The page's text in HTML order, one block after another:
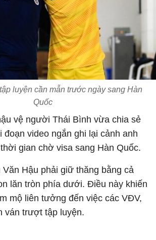
luyện cần mẫn trước ngày sang Hàn
Quốc
vệ người Thái Bình vừa chia sẻ
đoạn video ngắn ghi lại cảnh anh
gian chờ visa sang Hàn Quốc.
Văn Hậu phải giữ thăng bằng cả
lăn tròn phía dưới. Điều này khiến
mộ liên tưởng đến việc các VĐV,
ván trượt tập luyện.